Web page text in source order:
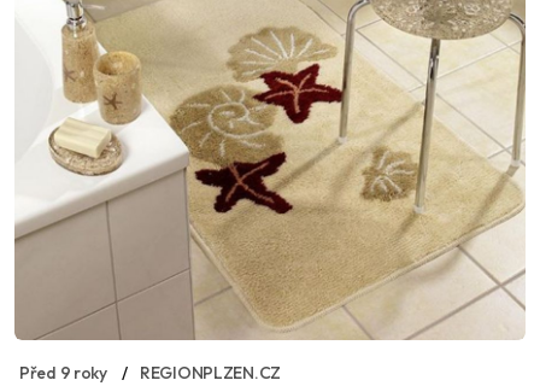
Před 9 roky REGIONPLZEN.CZ